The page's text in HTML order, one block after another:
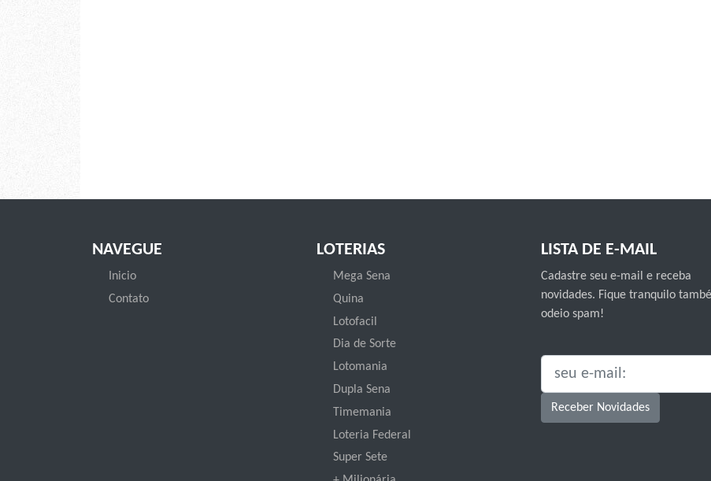
NAVEGUE
Inicio
Contato
LOTERIAS
Mega Sena
Quina
Lotofacil
Dia de Sorte
Lotomania
Dupla Sena
Timemania
Loteria Federal
Super Sete
LISTA DE E-MAIL
Cadastre seu e-mail e receba
novidades. Fique tranquilo
odeio spam!
SEU E-MAIL:
Receber Novidades